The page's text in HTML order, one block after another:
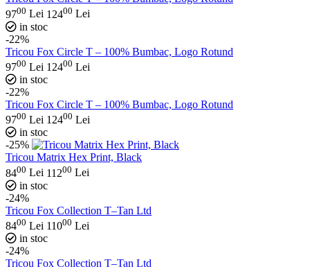
9700 Lei 12400 Lei
in stoc
-22%
Tricou Fox Circle T – 100% Bumbac, Logo Rotund
9700 Lei 12400 Lei
in stoc
-22%
Tricou Fox Circle T – 100% Bumbac, Logo Rotund
9700 Lei 12400 Lei
in stoc
-25%
Tricou Matrix Hex Print, Black
8400 Lei 11200 Lei
in stoc
-24%
Tricou Fox Collection T–Tan Ltd
8400 Lei 11000 Lei
in stoc
-24%
Tricou Fox Collection T–Tan Ltd